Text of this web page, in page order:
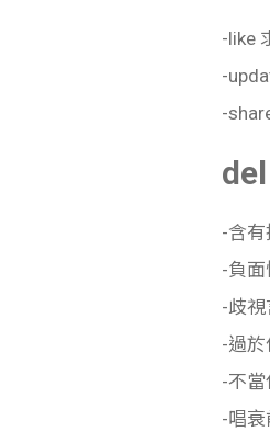
-like
-
-
-含
-負面
-歧視
-過
-不
-唱